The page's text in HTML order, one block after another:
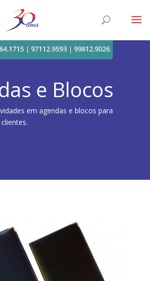
e Blocos
em agendas e blocos para